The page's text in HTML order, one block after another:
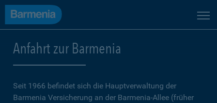
Anfahrt zur Barmenia
Seit 1966 befindet sich die Hauptverwaltung der
Barmenia Versicherung an der Barmenia-Allee (früher